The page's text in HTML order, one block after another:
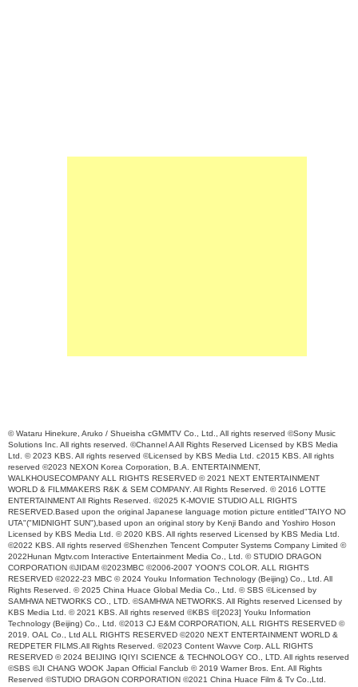
© Wataru Hinekure, Aruko / Shueisha cGMMTV Co., Ltd., All rights reserved ©Sony Music
Solutions Inc. All rights reserved. ©Channel A All Rights Reserved Licensed by KBS Media
Ltd. © 2023 KBS. All rights reserved ©Licensed by KBS Media Ltd. c2015 KBS. All rights
reserved ©2023 NEXON Korea Corporation, B.A. ENTERTAINMENT,
WALKHOUSECOMPANY ALL RIGHTS RESERVED © 2021 NEXT ENTERTAINMENT
WORLD & FILMMAKERS R&K & SEM COMPANY. All Rights Reserved. © 2016 LOTTE
ENTERTAINMENT All Rights Reserved. ©2025 K-MOVIE STUDIO ALL RIGHTS
RESERVED.Based upon the original Japanese language motion picture entitled"TAIYO NO
UTA"("MIDNIGHT SUN"),based upon an original story by Kenji Bando and Yoshiro Hoson
Licensed by KBS Media Ltd. © 2020 KBS. All rights reserved Licensed by KBS Media Ltd.
©2022 KBS. All rights reserved ©Shenzhen Tencent Computer Systems Company Limited ©
2022Hunan Mgtv.com Interactive Entertainment Media Co., Ltd. © STUDIO DRAGON
CORPORATION ©JIDAM ©2023MBC ©2006-2007 YOON'S COLOR. ALL RIGHTS
RESERVED ©2022-23 MBC © 2024 Youku Information Technology (Beijing) Co., Ltd. All
Rights Reserved. © 2025 China Huace Global Media Co., Ltd. © SBS ©Licensed by
SAMHWA NETWORKS CO., LTD. ©SAMHWA NETWORKS. All Rights reserved Licensed by
KBS Media Ltd. © 2021 KBS. All rights reserved ©KBS ©[2023] Youku Information
Technology (Beijing) Co., Ltd. ©2013 CJ E&M CORPORATION, ALL RIGHTS RESERVED ©
2019. OAL Co., Ltd ALL RIGHTS RESERVED ©2020 NEXT ENTERTAINMENT WORLD &
REDPETER FILMS.All Rights Reserved. ©2023 Content Wavve Corp. ALL RIGHTS
RESERVED © 2024 BEIJING IQIYI SCIENCE & TECHNOLOGY CO., LTD. All rights reserved
©SBS ©JI CHANG WOOK Japan Official Fanclub © 2019 Warner Bros. Ent. All Rights
Reserved ©STUDIO DRAGON CORPORATION ©2021 China Huace Film & Tv Co.,Ltd.